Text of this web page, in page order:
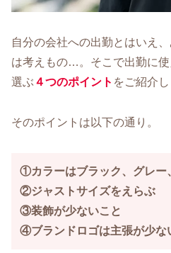
自分の会社への出勤とはいえ
は考えもの…。そこで出勤に
選ぶ ４つのポイント をご紹介し
そのポイントは以下の通り。
①カラーはブラック、グレー
②ジャストサイズをえらぶ
③装飾が少ないこと
④ブランドロゴは主張が少な